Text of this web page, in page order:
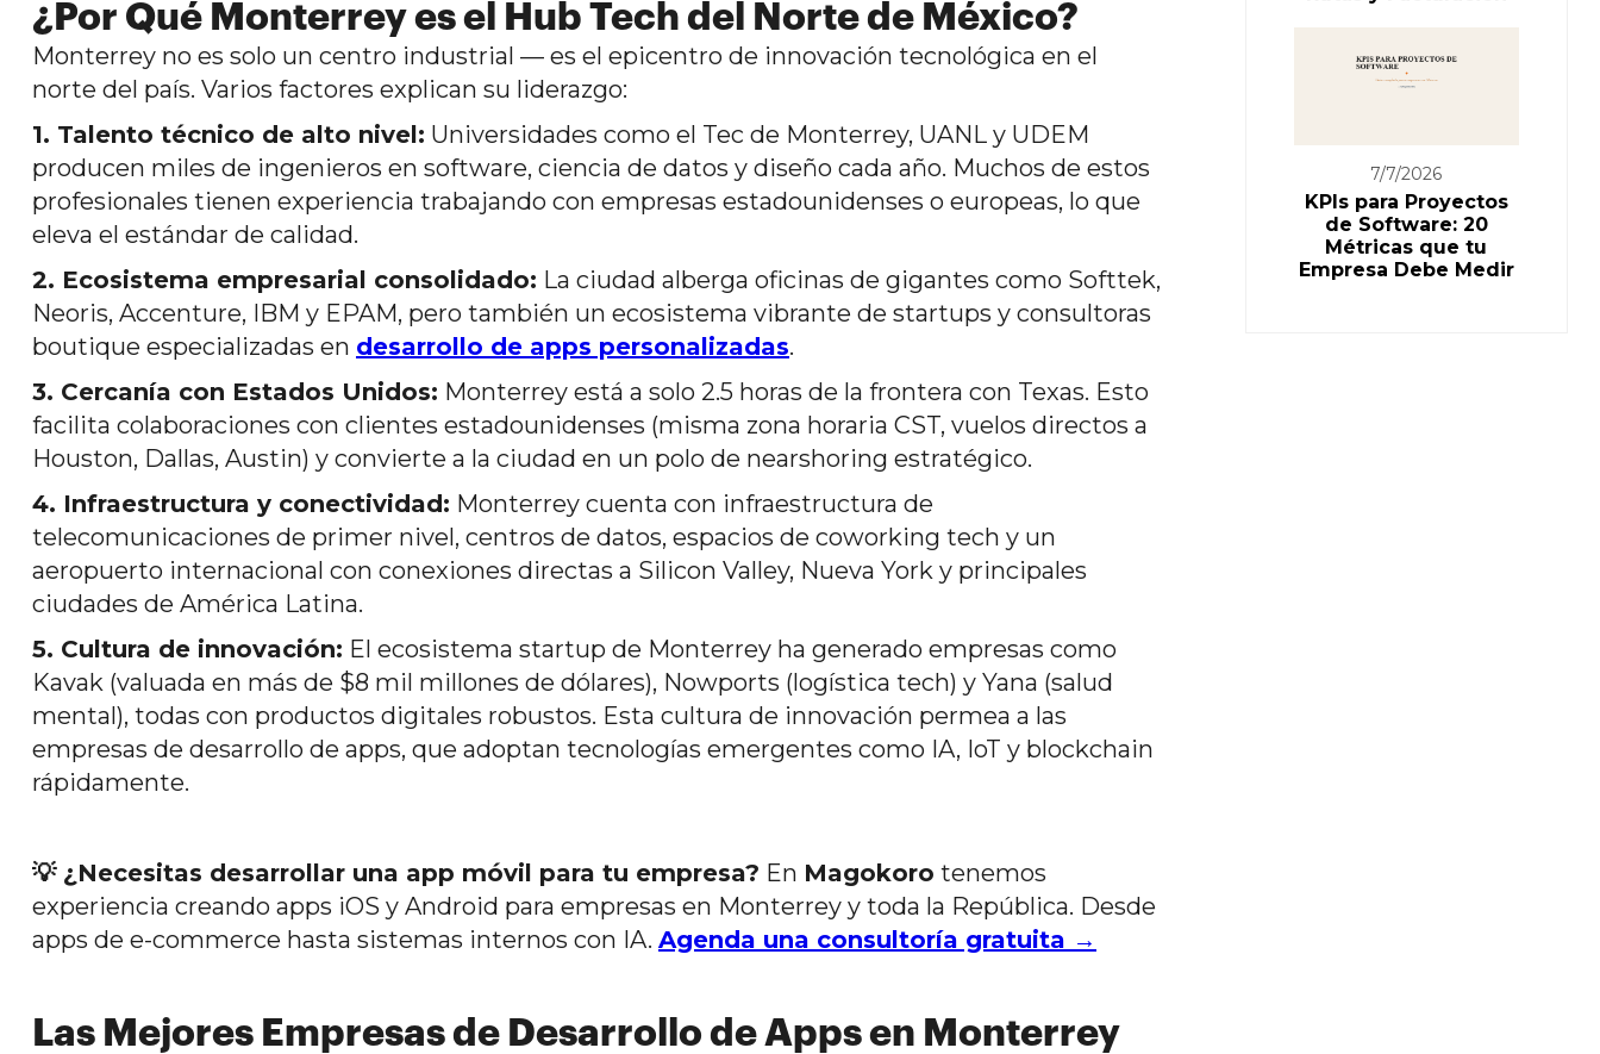
¿Por Qué Monterrey es el Hub Tech del Norte de México?
Monterrey no es solo un centro industrial — es el epicentro de innovación tecnológica en el
norte del país. Varios factores explican su liderazgo:
1. Talento técnico de alto nivel: Universidades como el Tec de Monterrey, UANL y UDEM
producen miles de ingenieros en software, ciencia de datos y diseño cada año. Muchos de estos
profesionales tienen experiencia trabajando con empresas estadounidenses o europeas, lo que
eleva el estándar de calidad.
2. Ecosistema empresarial consolidado: La ciudad alberga oficinas de gigantes como Softtek,
Neoris, Accenture, IBM y EPAM, pero también un ecosistema vibrante de startups y consultoras
boutique especializadas en desarrollo de apps personalizadas.
3. Cercanía con Estados Unidos: Monterrey está a solo 2.5 horas de la frontera con Texas. Esto
facilita colaboraciones con clientes estadounidenses (misma zona horaria CST, vuelos directos a
Houston, Dallas, Austin) y convierte a la ciudad en un polo de nearshoring estratégico.
4. Infraestructura y conectividad: Monterrey cuenta con infraestructura de
telecomunicaciones de primer nivel, centros de datos, espacios de coworking tech y un
aeropuerto internacional con conexiones directas a Silicon Valley, Nueva York y principales
ciudades de América Latina.
5. Cultura de innovación: El ecosistema startup de Monterrey ha generado empresas como
Kavak (valuada en más de $8 mil millones de dólares), Nowports (logística tech) y Yana (salud
mental), todas con productos digitales robustos. Esta cultura de innovación permea a las
empresas de desarrollo de apps, que adoptan tecnologías emergentes como IA, IoT y blockchain
rápidamente.
💡 ¿Necesitas desarrollar una app móvil para tu empresa? En Magokoro tenemos
experiencia creando apps iOS y Android para empresas en Monterrey y toda la República. Desde
apps de e-commerce hasta sistemas internos con IA. Agenda una consultoría gratuita →
Las Mejores Empresas de Desarrollo de Apps en Monterrey
7/7/2026
KPIs para Proyectos
de Software: 20
Métricas que tu
Empresa Debe Medir